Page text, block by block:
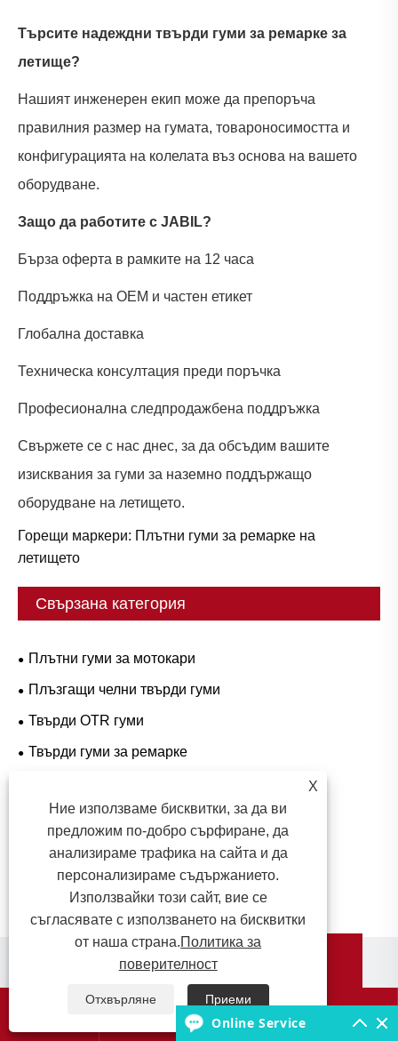
Търсите надеждни твърди гуми за ремарке за
летище?
Нашият инженерен екип може да препоръча
правилния размер на гумата, товароносимостта и
конфигурацията на колелата въз основа на вашето
оборудване.
Защо да работите с JABIL?
Бърза оферта в рамките на 12 часа
Поддръжка на OEM и частен етикет
Глобална доставка
Техническа консултация преди поръчка
Професионална следпродажбена поддръжка
Свържете се с нас днес, за да обсъдим вашите
изисквания за гуми за наземно поддържащо
оборудване на летището.
Горещи маркери: Плътни гуми за ремарке на
летището
Свързана категория
Плътни гуми за мотокари
Плъзгащи челни твърди гуми
Твърди OTR гуми
Твърди гуми за ремарке
Натиснете върху твърдите гуми
Изпратете запитване
Информация за контакт
Адрес
Индустриална зона Daozhuang, Huian

X
Ние използваме бисквитки, за да ви
предложим по-добро сърфиране, да
анализираме трафика на сайта и да
персонализираме съдържанието.
Използвайки този сайт, вие се
съгласявате с използването на бисквитки
от наша страна.Политика за
поверителност
Отхвърляне Приеми
Online Service